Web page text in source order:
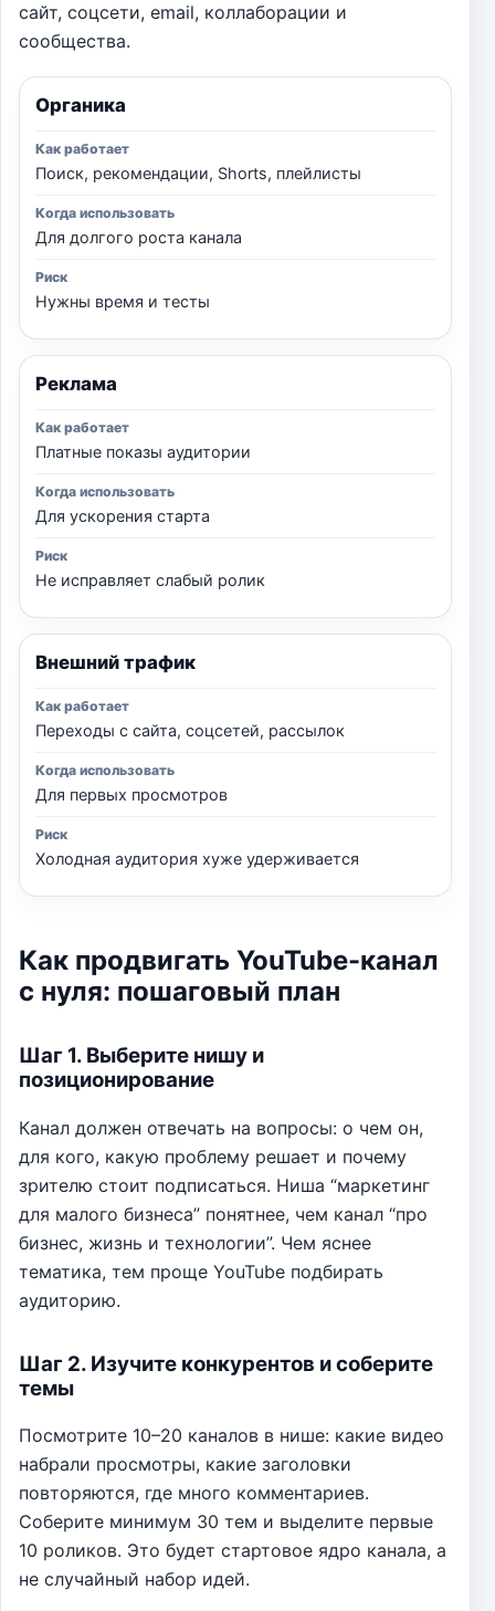
сайт, соцсети, email, коллаборации и
сообщества.
Органика
Поиск, рекомендации, Shorts, плейлисты
Для долгого роста канала
Нужны время и тесты
Реклама
Платные показы аудитории
Для ускорения старта
Не исправляет слабый ролик
Внешний трафик
Переходы с сайта, соцсетей, рассылок
Для первых просмотров
Холодная аудитория хуже удерживается
Как продвигать YouTube-канал
с нуля: пошаговый план
Шаг 1. Выберите нишу и
позиционирование
Канал должен отвечать на вопросы: о чем он,
для кого, какую проблему решает и почему
зрителю стоит подписаться. Ниша “маркетинг
для малого бизнеса” понятнее, чем канал “про
бизнес, жизнь и технологии”. Чем яснее
тематика, тем проще YouTube подбирать
аудиторию.
Шаг 2. Изучите конкурентов и соберите
темы
Посмотрите 10–20 каналов в нише: какие видео
набрали просмотры, какие заголовки
повторяются, где много комментариев.
Соберите минимум 30 тем и выделите первые
10 роликов. Это будет стартовое ядро канала, а
не случайный набор идей.